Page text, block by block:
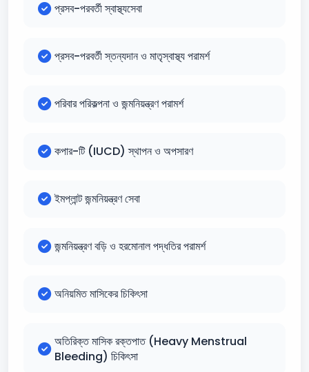
প্রসব-পরবর্তী স্বাস্থ্যসেবা
প্রসব-পরবর্তী স্তন্যদান ও মাতৃস্বাস্থ্য পরামর্শ
পরিবার পরিকল্পনা ও জন্মনিয়ন্ত্রণ পরামর্শ
কপার-টি (IUCD) স্থাপন ও অপসারণ
ইমপ্লান্ট জন্মনিয়ন্ত্রণ সেবা
জন্মনিয়ন্ত্রণ বড়ি ও হরমোনাল পদ্ধতির পরামর্শ
অনিয়মিত মাসিকের চিকিৎসা
অতিরিক্ত মাসিক রক্তপাত (Heavy Menstrual
Bleeding) চিকিৎসা